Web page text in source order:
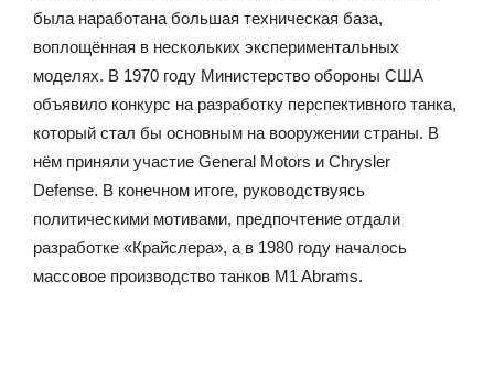
была наработана большая техническая база,
воплощённая в нескольких экспериментальных
моделях. В 1970 году Министерство обороны США
объявило конкурс на разработку перспективного танка,
который стал бы основным на вооружении страны. В
нём приняли участие General Motors и Chrysler
Defense. В конечном итоге, руководствуясь
политическими мотивами, предпочтение отдали
разработке «Крайслера», а в 1980 году началось
массовое производство танков M1 Abrams.